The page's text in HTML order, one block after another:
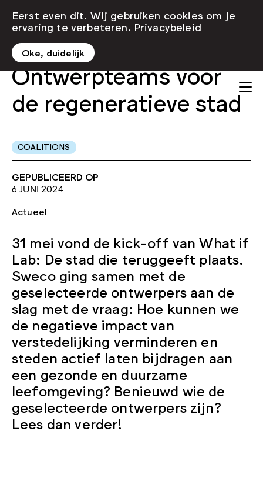
Ontwerpteams voor
de regeneratieve stad
COALITIONS
GEPUBLICEERD OP
6 JUNI 2024
Actueel
31 mei vond de kick-off van What if
Lab: De stad die teruggeeft plaats.
Sweco ging samen met de
geselecteerde ontwerpers aan de
slag met de vraag: Hoe kunnen we
de negatieve impact van
verstedelijking verminderen en
steden actief laten bijdragen aan
een gezonde en duurzame
leefomgeving? Benieuwd wie de
geselecteerde ontwerpers zijn?
Lees dan verder!
Eerst even dit. Wij gebruiken cookies om je
ervaring te verbeteren. Privacybeleid
Oke, duidelijk